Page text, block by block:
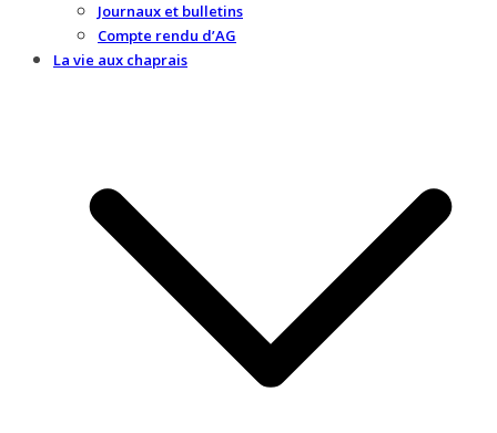
Journaux et bulletins
Compte rendu d’AG
La vie aux chaprais